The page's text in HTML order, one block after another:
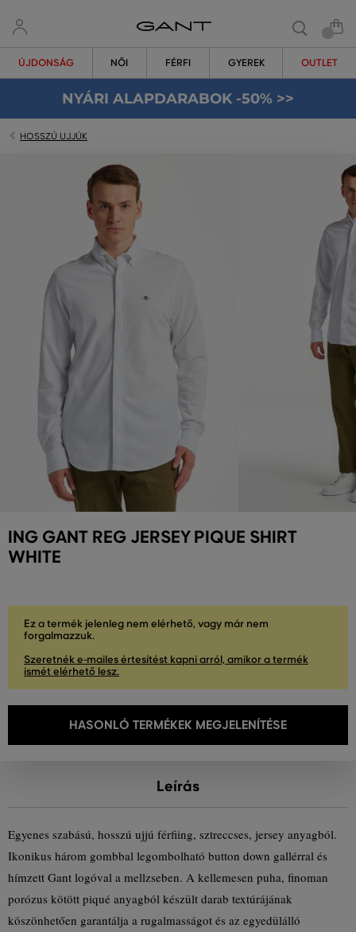
ÚJDONSÁG NŐI FÉRFI GYEREK OUTLET
NYÁRI ALAPDARABOK -50% >>
HOSSZÚ UJJÚK
ING GANT REG JERSEY PIQUE SHIRT
WHITE
Ez a termék jelenleg nem elérhető, vagy már nem
forgalmazzuk.
Szeretnék e-mailes értesítést kapni arról, amikor a termék
ismét elérhető lesz.
HASONLÓ TERMÉKEK MEGJELENÍTÉSE
Leírás
Egyenes szabású, hosszú ujjú férfiing, sztreccses, jersey anyagból.
Ikonikus három gombbal legombolható button down gallérral és
hímzett Gant logóval a mellzseben. A kellemesen puha, finoman
porózus kötött piqué anyagból készült darab textúrájának
köszönhetően garantálja a rugalmasságot és az egyedülálló